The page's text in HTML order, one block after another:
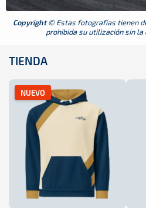
Copyright© Estas fotografias tienen
prohibida su utilización sin
TIENDA
NUEVO